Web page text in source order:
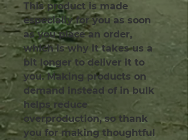
This product is made
especially for you as soon
as you place an order,
which is why it takes us a
bit longer to deliver it to
you. Making products on
demand instead of in bulk
helps reduce
overproduction, so thank
you for making thoughtful